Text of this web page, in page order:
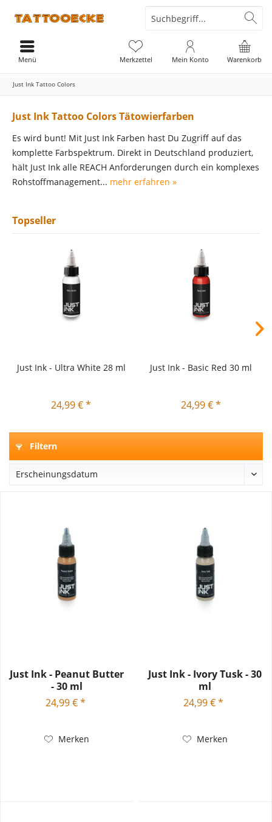
Warenkorb
Merkzettel Mein Konto
Menü
Just Ink Tattoo Colors
Just Ink Tattoo Colors Tätowierfarben
Es wird bunt! Mit Just Ink Farben hast Du Zugriff auf das
komplette Farbspektrum. Direkt in Deutschland produziert,
hält Just Ink alle REACH Anforderungen durch ein komplexes
Rohstoffmanagement... mehr erfahren »
Topseller
Just Ink - Ultra White 28 ml
24,99 € *
Just Ink - Basic Red 30 ml
24,99 € *
Filtern
Just Ink - Peanut Butter
- 30 ml
24,99 € *
Merken
Just Ink - Ivory Tusk - 30
ml
24,99 € *
Merken